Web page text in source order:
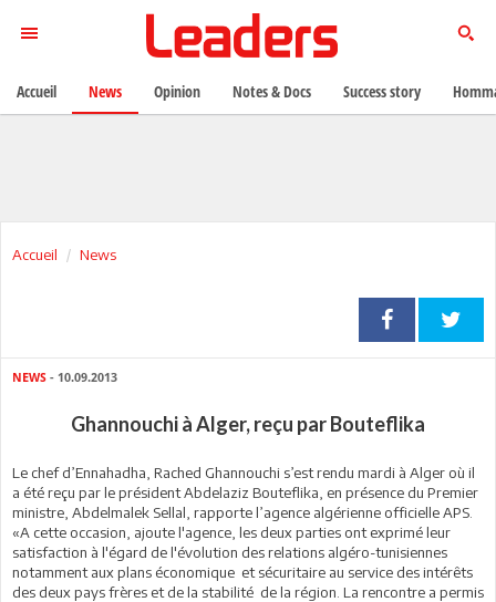
Accueil News
NEWS - 10.09.2013
Ghannouchi à Alger, reçu par Bouteflika
Le chef d’Ennahadha, Rached Ghannouchi s’est rendu mardi à Alger où il
a été reçu par le président Abdelaziz Bouteflika, en présence du Premier
ministre, Abdelmalek Sellal, rapporte l’agence algérienne officielle APS.
«A cette occasion, ajoute l'agence, les deux parties ont exprimé leur
satisfaction à l'égard de l'évolution des relations algéro-tunisiennes
notamment aux plans économique et sécuritaire au service des intérêts
des deux pays frères et de la stabilité de la région. La rencontre a permis
Accueil News Opinion Notes & Docs Success story